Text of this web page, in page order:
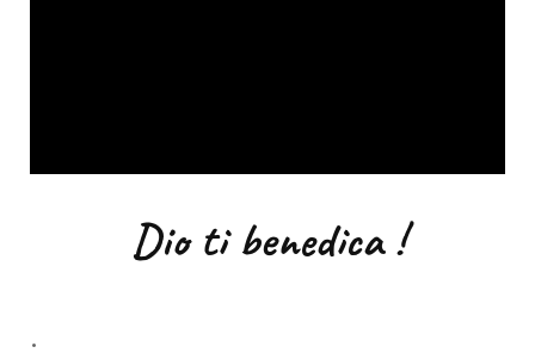
Dio ti benedica !
.